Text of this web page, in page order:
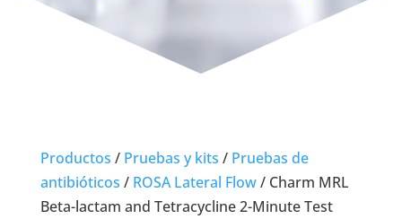
Productos / Pruebas y kits / Pruebas de
antibióticos / ROSA Lateral Flow/ Charm MRL
Beta-lactam and Tetracycline 2-Minute Test